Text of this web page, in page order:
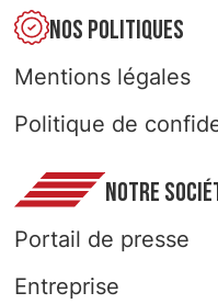
NOS POLITIQUES
Mentions légales
Politique de
NOTRE
Portail de presse
Entreprise